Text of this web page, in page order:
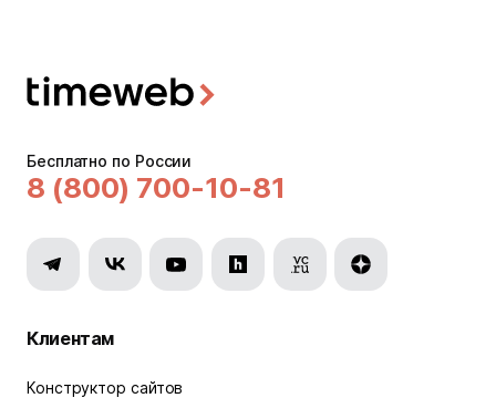
Бесплатно по России
8 (800) 700-10-81
Клиентам
Конструктор сайтов